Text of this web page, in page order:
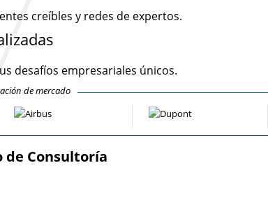
creíbles y redes de expertos.
desafíos empresariales únicos.
de mercado
de Consultoría